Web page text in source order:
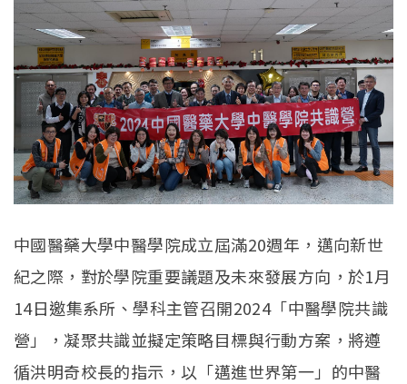
中國醫藥大學中醫學院成立屆滿20週年，邁向新世
紀之際，對於學院重要議題及未來發展方向，於1月
14日邀集系所、學科主管召開2024「中醫學院共識
營」，凝聚共識並擬定策略目標與行動方案，將遵
循洪明奇校長的指示，以「邁進世界第一」的中醫